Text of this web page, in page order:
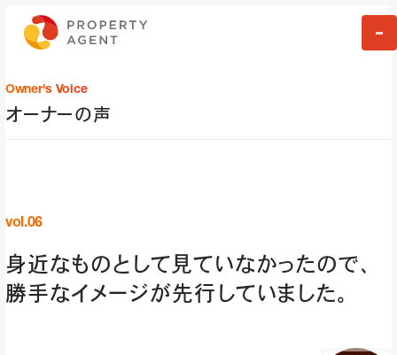
Owner's Voice
オーナーの声
vol.06
身近なものとして見ていなかったので、
勝手なイメージが先行していました。